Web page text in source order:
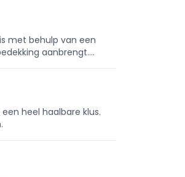
met behulp van een
aanbrengt.
heel haalbare klus.